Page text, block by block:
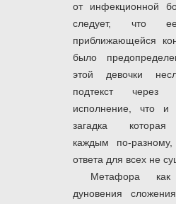
от инфекционной
следует, что
приближающейся
было
этой девочки
подтекст через
исполнение, что и
загадка которая
каждым по-
ответа для всех не
Метафора
дуновения